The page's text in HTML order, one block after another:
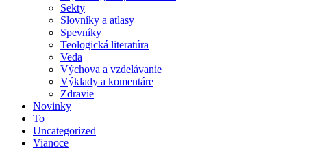
Sekty
Slovníky a atlasy
Spevníky
Teologická literatúra
Veda
Výchova a vzdelávanie
Výklady a komentáre
Zdravie
Novinky
To
Uncategorized
Vianoce